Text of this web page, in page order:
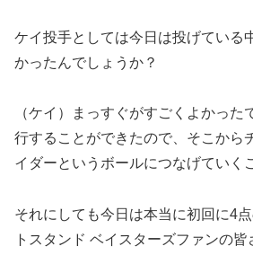
ケイ投手としては今日は投げている
かったんでしょうか？
（ケイ）まっすぐがすごくよかった
行することができたので、そこから
イダーというボールにつなげていく
それにしても今日は本当に初回に4
トスタンド ベイスターズファンの